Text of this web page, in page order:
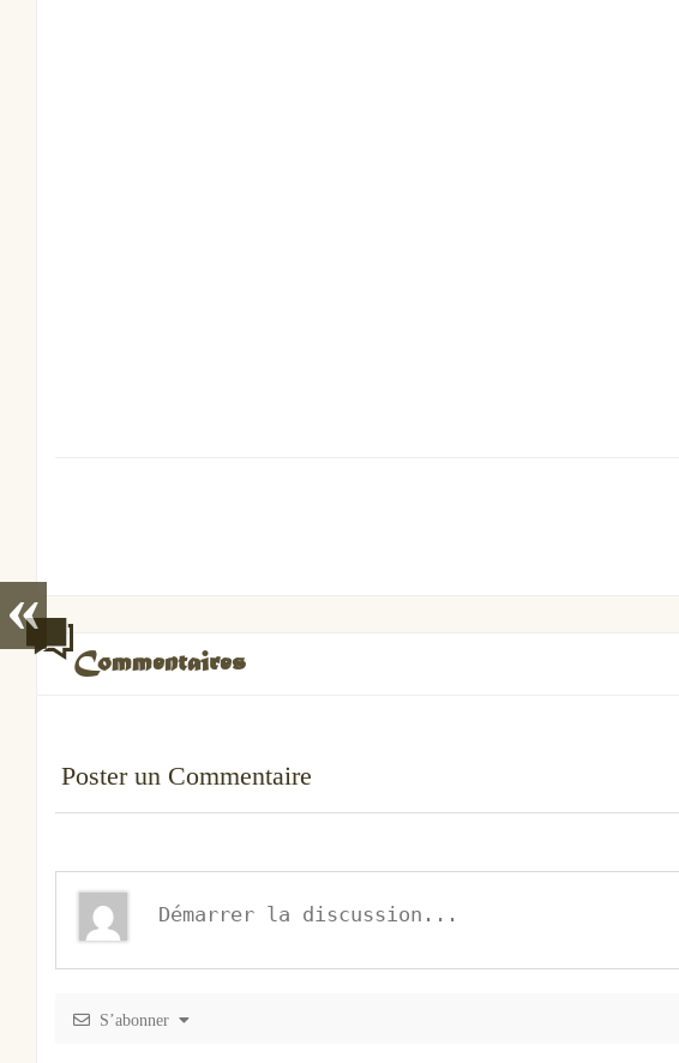
Commentaires
Poster un Commentaire
S’abonner
«